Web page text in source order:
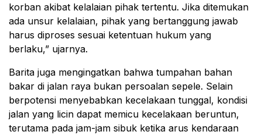
korban akibat kelalaian pihak tertentu. Jika ditemukan
ada unsur kelalaian, pihak yang bertanggung jawab
harus diproses sesuai ketentuan hukum yang
berlaku,” ujarnya.
Barita juga mengingatkan bahwa tumpahan bahan
bakar di jalan raya bukan persoalan sepele. Selain
berpotensi menyebabkan kecelakaan tunggal, kondisi
jalan yang licin dapat memicu kecelakaan beruntun,
terutama pada jam-jam sibuk ketika arus kendaraan